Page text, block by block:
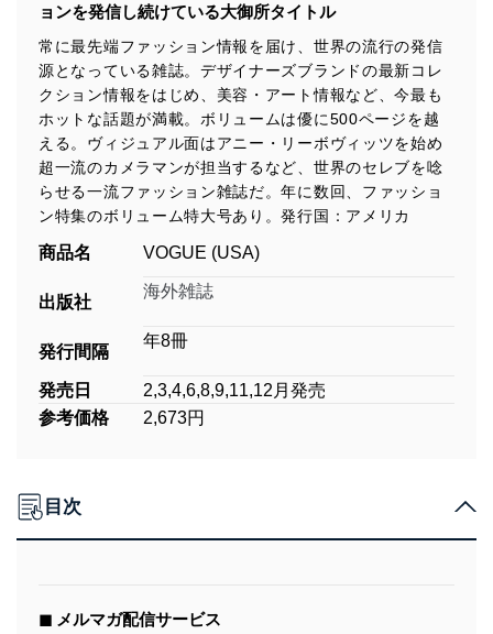
ョンを発信し続けている大御所タイトル
常に最先端ファッション情報を届け、世界の流行の発信
源となっている雑誌。デザイナーズブランドの最新コレ
クション情報をはじめ、美容・アート情報など、今最も
ホットな話題が満載。ボリュームは優に500ページを越
える。ヴィジュアル面はアニー・リーボヴィッツを始め
超一流のカメラマンが担当するなど、世界のセレブを唸
らせる一流ファッション雑誌だ。年に数回、ファッショ
ン特集のボリューム特大号あり。発行国：アメリカ
商品名 VOGUE (USA)
出版社
海外雑誌
発行間隔
年8冊
発売日
2,3,4,6,8,9,11,12月発売
参考価格
2,673円
目次
◼︎ メルマガ配信サービス